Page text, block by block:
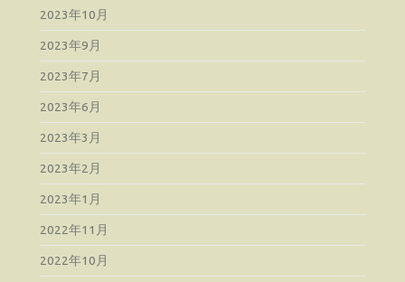
2023年10月
2023年9月
2023年7月
2023年6月
2023年3月
2023年2月
2023年1月
2022年11月
2022年10月